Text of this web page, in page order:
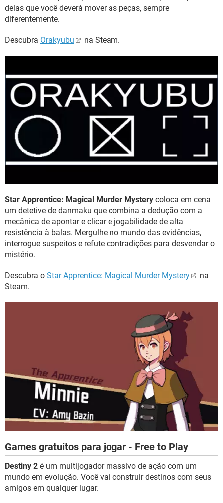
delas que você deverá mover as peças, sempre
diferentemente.
Descubra Orakyubu na Steam.
Star Apprentice: Magical Murder Mystery coloca em cena
um detetive de danmaku que combina a dedução com a
mecânica de apontar e clicar e jogabilidade de alta
resistência à balas. Mergulhe no mundo das evidências,
interrogue suspeitos e refute contradições para desvendar o
mistério.
Descubra o Star Apprentice: Magical Murder Mystery
na
Steam.
Games gratuitos para jogar - Free to Play
Destiny 2 é um multijogador massivo de ação com um
mundo em evolução. Você vai construir destinos com seus
amigos em qualquer lugar.